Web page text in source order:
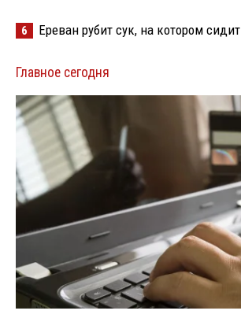
6 Ереван рубит сук, на котором сидит
Главное сегодня